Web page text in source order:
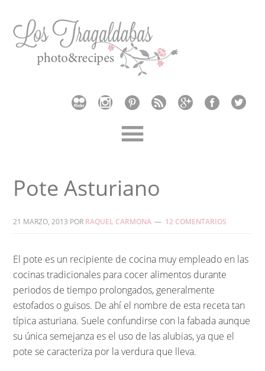
Pote Asturiano
21 MARZO, 2013 POR RAQUEL CARMONA 12 COMENTARIOS
El pote es un recipiente de cocina muy empleado en las
cocinas tradicionales para cocer alimentos durante
periodos de tiempo prolongados, generalmente
estofados o guisos. De ahí el nombre de esta receta tan
típica asturiana. Suele confundirse con la fabada aunque
su única semejanza es el uso de las alubias, ya que el
pote se caracteriza por la verdura que lleva.